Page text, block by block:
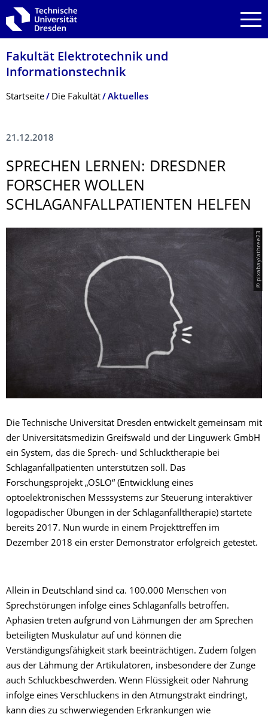
Zur Hauptnavigation springen
Zur Suche springen
Zum Inhalt springen
Fakultät Elektrotechnik und
Informationstech­nik
Breadcrumb-Menü
Startseite Die Fakultät Aktuelles
21.12.2018
SPRECHEN LERNEN: DRESDNER
FORSCHER WOLLEN
SCHLAGANFALLPA­TIENTEN HELFEN
© pixabay/athree23
Die Technische Universität Dresden entwickelt gemeinsam mit
der Universitätsmedizin Greifswald und der Linguwerk GmbH
ein System, das die Sprech- und Schlucktherapie bei
Schlaganfallpatienten unterstützen soll. Das
Forschungsprojekt „OSLO“ (Entwicklung eines
optoelektronischen Messsystems zur Steuerung interaktiver
logopädischer Übungen in der Schlaganfalltherapie) startete
bereits 2017. Nun wurde in einem Projekttreffen im
Dezember 2018 ein erster Demonstrator erfolgreich getestet.
Allein in Deutschland sind ca. 100.000 Menschen von
Sprechstörungen infolge eines Schlaganfalls betroffen.
Aphasien treten aufgrund von Lähmungen der am Sprechen
beteiligten Muskulatur auf und können die
Verständigungsfähigkeit stark beeinträchtigen. Zudem folgen
aus der Lähmung der Artikulatoren, insbesondere der Zunge
auch Schluckbeschwerden. Wenn Flüssigkeit oder Nahrung
infolge eines Verschluckens in den Atmungstrakt eindringt,
kann dies zu schwerwiegenden Erkrankungen wie